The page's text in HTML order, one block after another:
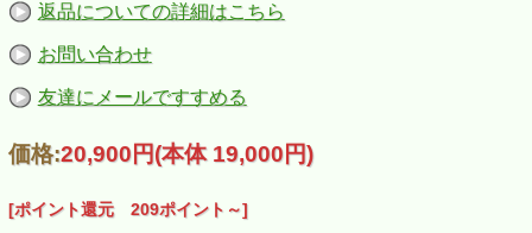
返品についての詳細はこちら
お問い合わせ
友達にメールですすめる
価格:20,900円(本体 19,000円)
[ポイント還元 209ポイント～]